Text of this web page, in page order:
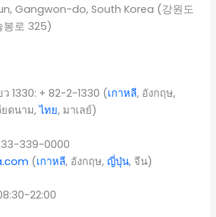
Gangwon-do, South Korea (강원도
봉로 325)
1330: + 82-2-1330 (เกาหลี, อังกฤษ,
ยดนาม,ไทย, มาเลย์)
339-0000
(เกาหลี, อังกฤษ,ญี่ปุ่น, จีน)
22:00